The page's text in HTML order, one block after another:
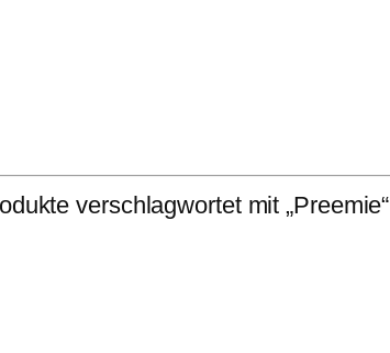
verschlagwortet mit „Preemie“